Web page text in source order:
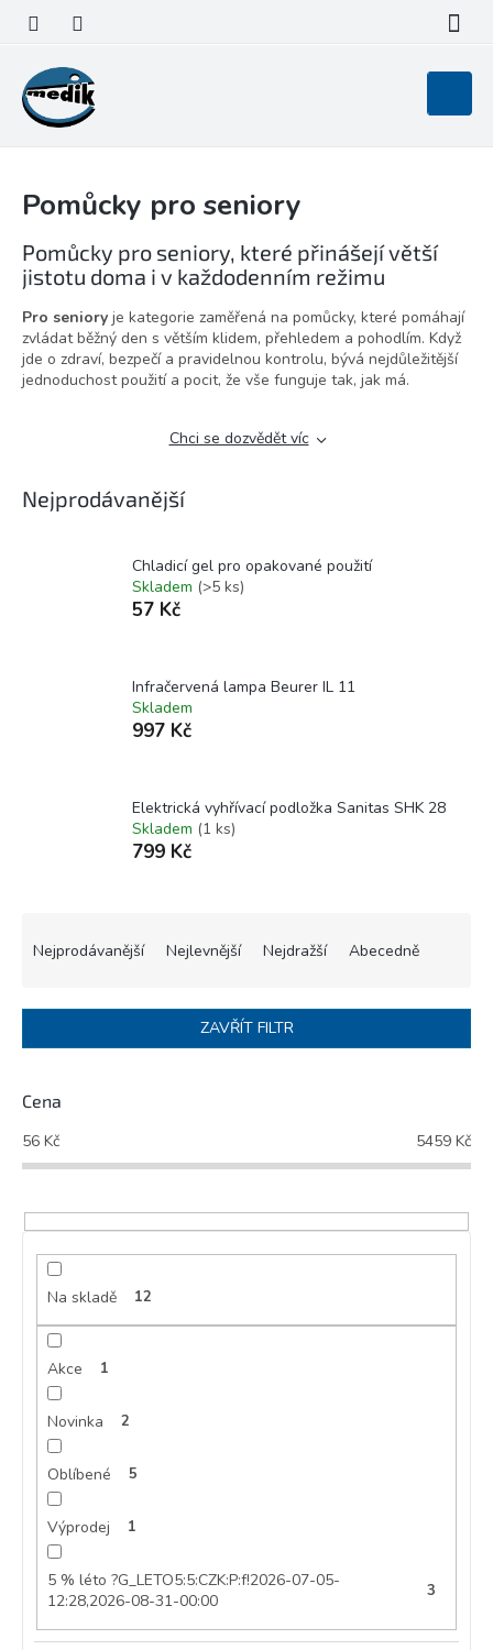
obsah
košík
Pomůcky pro seniory
Pomůcky pro seniory, které přinášejí větší
jistotu doma i v každodenním režimu
Pro seniory je kategorie zaměřená na pomůcky, které pomáhají
zvládat běžný den s větším klidem, přehledem a pohodlím. Když
jde o zdraví, bezpečí a pravidelnou kontrolu, bývá nejdůležitější
jednoduchost použití a pocit, že vše funguje tak, jak má.
Chci se dozvědět víc
Nejprodávanější
Chladicí gel pro opakované použití
Skladem (>5 ks)
57 Kč
Infračervená lampa Beurer IL 11
Skladem
997 Kč
Elektrická vyhřívací podložka Sanitas SHK 28
Skladem (1 ks)
799 Kč
í
r
o
d
u
t
ů
Nejprodávanější Nejlevnější Nejdražší Abecedně
ZAVŘÍT FILTR
Cena
56 Kč 5459 Kč
Na skladě 12
Akce 1
Novinka 2
Oblíbené 5
Výprodej 1
5 % léto ?G_LETO5:5:CZK:P:f!2026-07-05-
12:28,2026-08-31-00:00
3